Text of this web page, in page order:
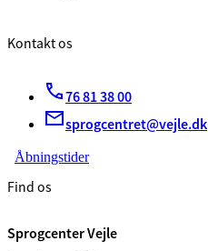
Kontakt os
76 81 38 00
sprogcentret@vejle.dk
Åbningstider
Find os
Sprogcenter Vejle